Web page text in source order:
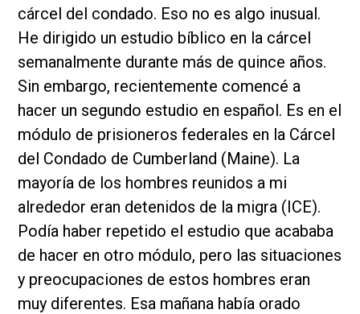
cárcel del condado. Eso no es algo inusual.
He dirigido un estudio bíblico en la cárcel
semanalmente durante más de quince años.
Sin embargo, recientemente comencé a
hacer un segundo estudio en español. Es en el
módulo de prisioneros federales en la Cárcel
del Condado de Cumberland (Maine). La
mayoría de los hombres reunidos a mi
alrededor eran detenidos de la migra (ICE).
Podía haber repetido el estudio que acababa
de hacer en otro módulo, pero las situaciones
y preocupaciones de estos hombres eran
muy diferentes. Esa mañana había orado